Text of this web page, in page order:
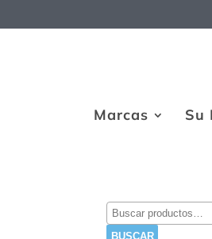
Marcas Su
Buscar
por:
BUSCAR